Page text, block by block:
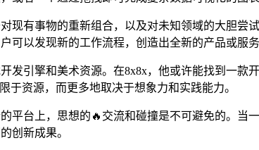
现有事物的重新组合，以及对未知领域的大胆尝
可以发现新的工作流程，创造出全新的产品或服务
发引擎和美术资源。在8x8x，他或许能找到一款
于资源，而更多地取决于想象力和实践能力。
平台上，思想的🔥交流和碰撞是不可避免的。
创新成果。